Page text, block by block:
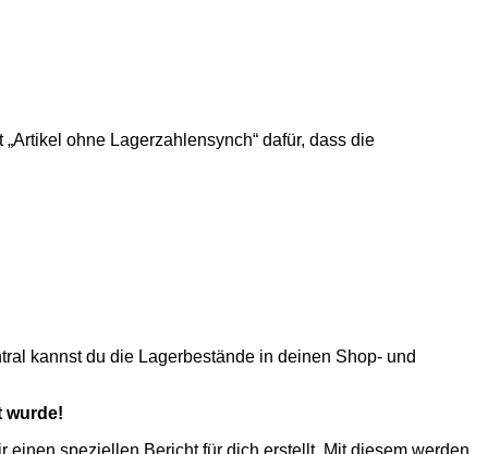
ohne Lagerzahlensynch“ dafür, dass die
kannst du die Lagerbestände in deinen Shop- und
wurde!